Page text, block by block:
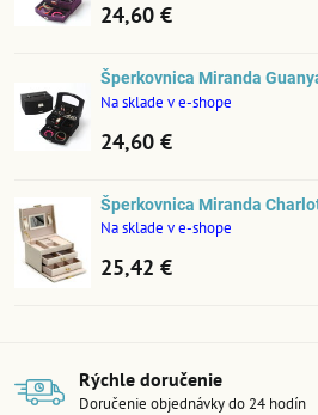
24,60 €
Šperkovnica Miranda
Na sklade v e-shope
24,60 €
Šperkovnica Miranda
Na sklade v e-shope
25,42 €
Rýchle doručenie
Doručenie objednávky do 24 hodín